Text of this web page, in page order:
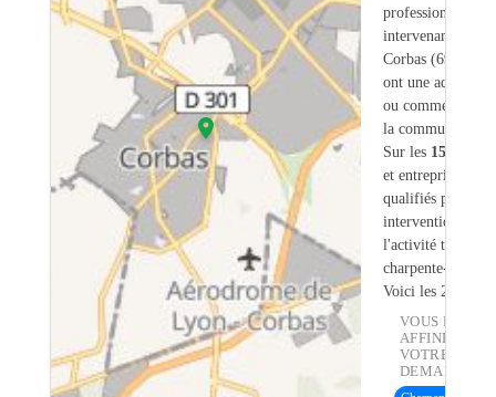
professionnels
intervenant sur
Corbas (69) dont
ont une adresse
ou commerciale
la commune.
Sur les 1549
et entreprises
qualifiés pour une
intervention sur
l'activité
charpente-bois.
Voici les 20
VOUS
AFFINER
VOTRE
DEMANDE :